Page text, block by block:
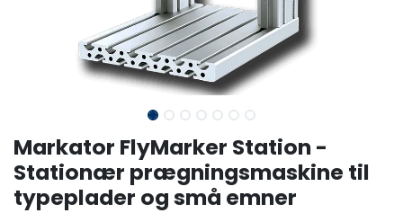
Markator FlyMarker Station -
Stationær prægningsmaskine til
typeplader og små emner